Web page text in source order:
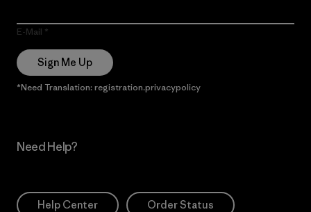
E-Mail
Sign Me Up
*Need Translation: registration.privacypolicy
Need Help?
Help Center Order Status